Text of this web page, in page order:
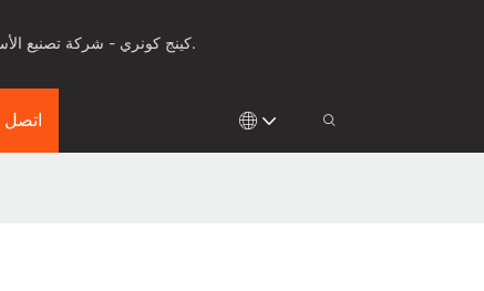
كينج كونري - شركة تصنيع الأسطح الصلبة للأدوات الصحية، وأسطح العمل والألواح الصلبة لأكثر من 25 عامًا، مع ابتكار في مجال التشكيل الحراري والقولبة.
اتصل